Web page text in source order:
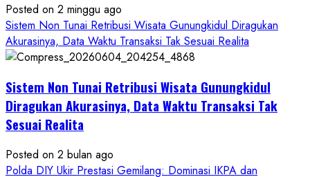
Posted on 2 minggu ago
Sistem Non Tunai Retribusi Wisata Gunungkidul Diragukan
Akurasinya, Data Waktu Transaksi Tak Sesuai Realita
Sistem Non Tunai Retribusi Wisata Gunungkidul
Diragukan Akurasinya, Data Waktu Transaksi Tak
Sesuai Realita
Posted on 2 bulan ago
Polda DIY Ukir Prestasi Gemilang: Dominasi IKPA dan